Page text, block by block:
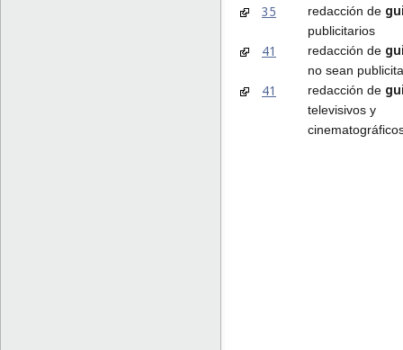
35
redacción de
publicitarios
41 redacción de
no sean
41 redacción de
televisivos y